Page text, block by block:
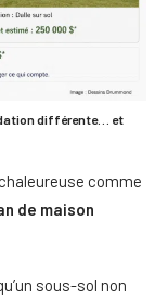
différente… et
comme
de maison
sous-sol non